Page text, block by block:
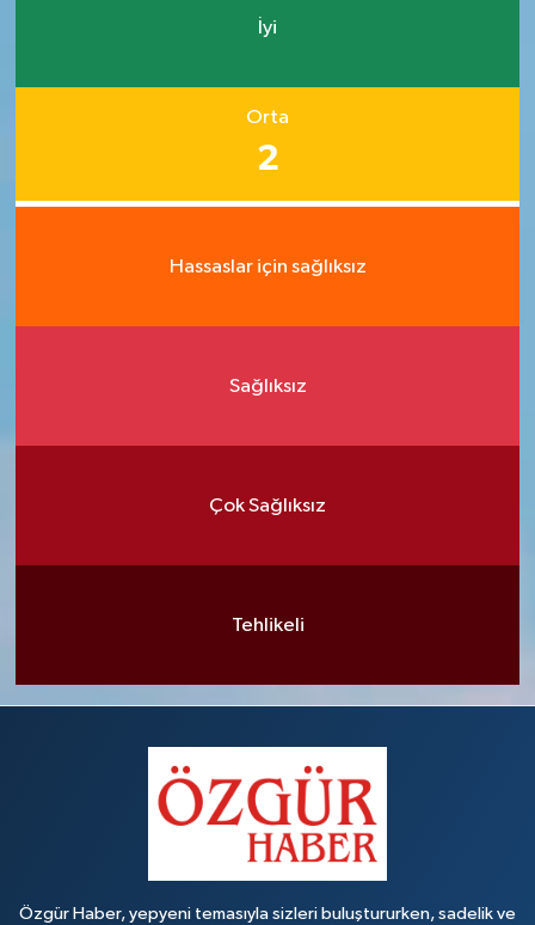
İyi
Orta
2
Hassaslar için sağlıksız
Sağlıksız
Çok Sağlıksız
Tehlikeli
Özgür Haber, yepyeni temasıyla sizleri buluştururken, sadelik ve